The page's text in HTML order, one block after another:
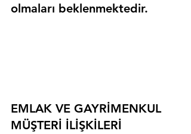
olmaları beklenmektedir.
EMLAK VE GAYRİMENKUL
MÜŞTERİ İLİŞKİLERİ